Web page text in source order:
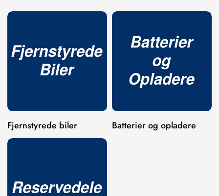
Fjernstyrede biler Batterier og opladere
NO, I'M NOT